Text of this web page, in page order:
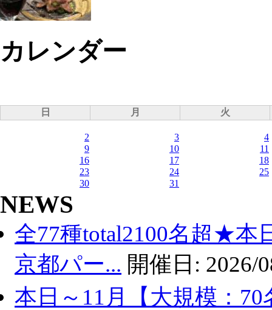
カレンダー
日 月 火
2 3
4
9
10
11
16
17
18
23
24
25
30
31
NEWS
全77種total2100名超★本
京都パー... 開催日: 2026/
本日～11月【大規模：